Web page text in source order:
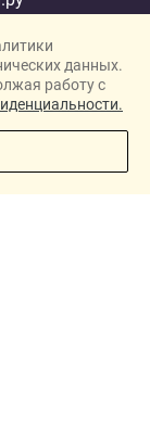
данных
данных.
работу с